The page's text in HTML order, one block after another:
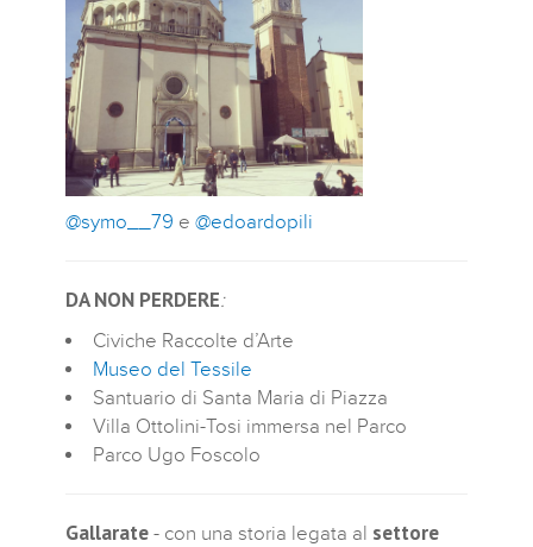
@symo__79 e @edoardopili
DA NON PERDERE:
Civiche Raccolte d’Arte
Museo del Tessile
Santuario di Santa Maria di Piazza
Villa Ottolini-Tosi immersa nel Parco
Parco Ugo Foscolo
Gallarate - con una storia legata al settore